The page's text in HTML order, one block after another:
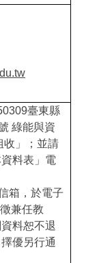
臺東縣
綠能與資
收」；並請
料表」電
箱，於電子
兼任教
料恕不退
優另行通